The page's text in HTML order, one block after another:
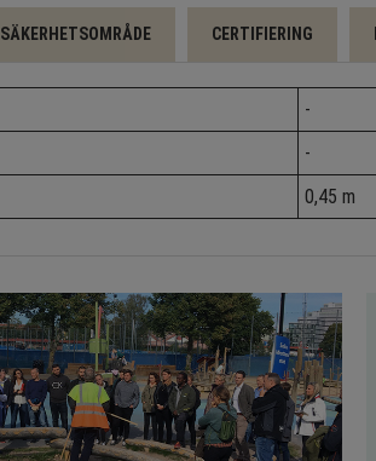
SÄKERHETSOMRÅDE CERTIFIERING
-
-
0,45 m